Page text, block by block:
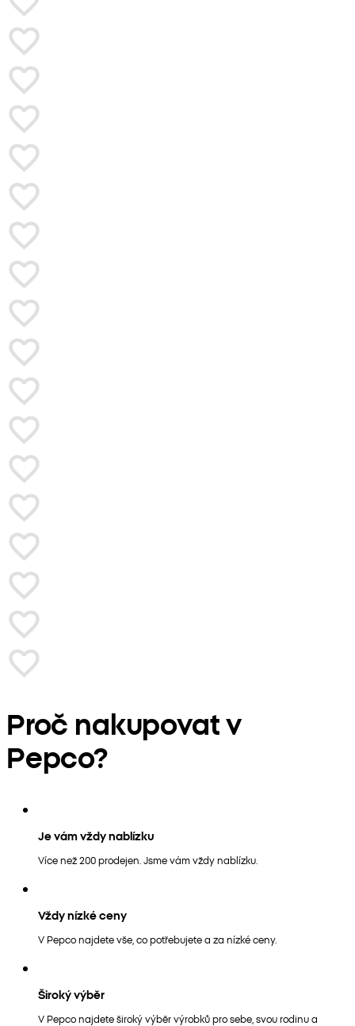
Proč nakupovat v
Pepco?
Je vám vždy nablízku
Více než 200 prodejen. Jsme vám vždy nablízku.
Vždy nízké ceny
V Pepco najdete vše, co potřebujete a za nízké ceny.
Široký výběr
V Pepco najdete široký výběr výrobků pro sebe, svou rodinu a